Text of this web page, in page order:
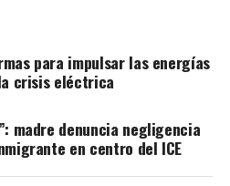
para impulsar las energías
crisis eléctrica
madre denuncia negligencia
en centro del ICE